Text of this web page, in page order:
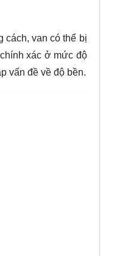
cách, van có thể bị
xác ở mức độ
vấn đề về độ bền.